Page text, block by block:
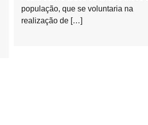
população, que se voluntaria na
realização de […]